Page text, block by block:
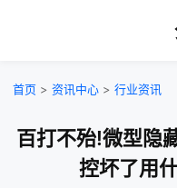
首页 > 资讯中心 > 行业资讯
百打不殆!微型隐
控坏了用